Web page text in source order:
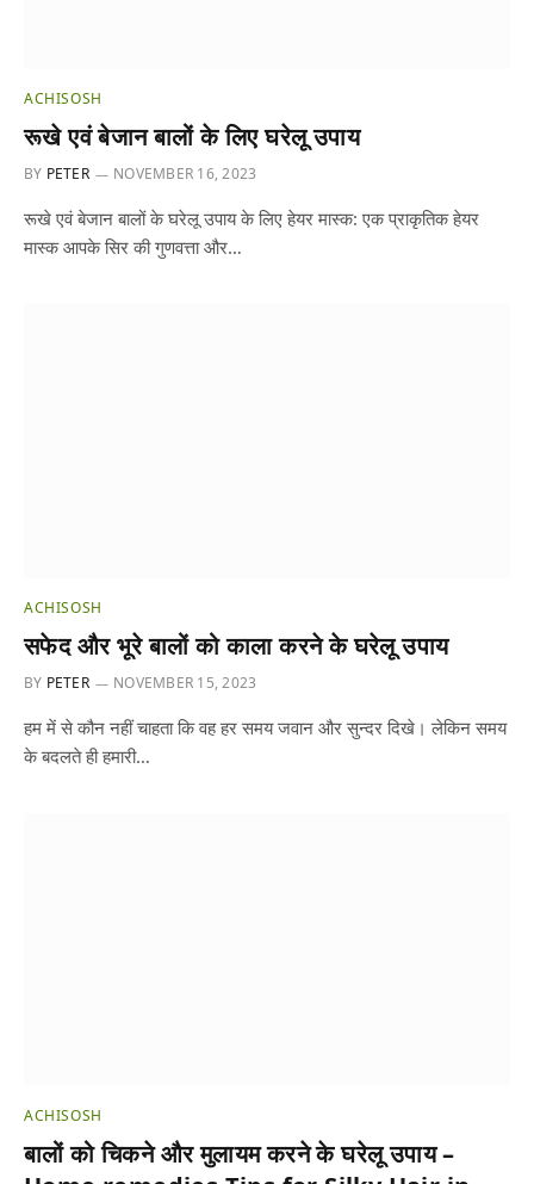
ACHISOSH
रूखे एवं बेजान बालों के लिए घरेलू उपाय
BY PETER NOVEMBER 16, 2023
रूखे एवं बेजान बालों के घरेलू उपाय के लिए हेयर मास्क: एक प्राकृतिक हेयर
मास्क आपके सिर की गुणवत्ता और…
ACHISOSH
सफेद और भूरे बालों को काला करने के घरेलू उपाय
BY PETER NOVEMBER 15, 2023
हम में से कौन नहीं चाहता कि वह हर समय जवान और सुन्दर दिखे। लेकिन समय
के बदलते ही हमारी…
ACHISOSH
बालों को चिकने और मुलायम करने के घरेलू उपाय –